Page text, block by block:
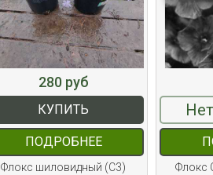
280 руб
КУПИТЬ
ПОДРОБНЕЕ
Флокс шиловидный (С3)
Флокс